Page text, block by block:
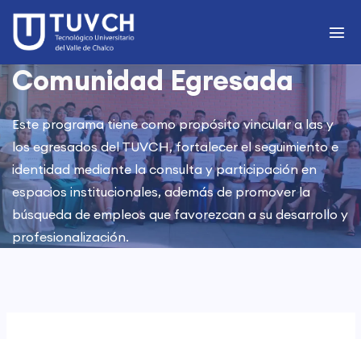
Comunidad Egresada
Este programa tiene como propósito vincular a las y
los egresados del TUVCH, fortalecer el seguimiento e
identidad mediante la consulta y participación en
espacios institucionales, además de promover la
búsqueda de empleos que favorezcan a su desarrollo y
profesionalización.